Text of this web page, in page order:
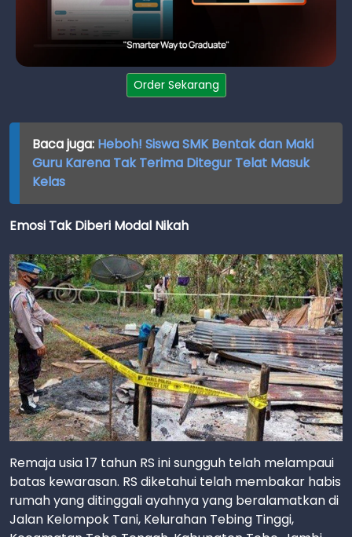
Order Sekarang
Baca juga: Heboh! Siswa SMK Bentak dan Maki
Guru Karena Tak Terima Ditegur Telat Masuk
Kelas
Emosi Tak Diberi Modal Nikah
Remaja usia 17 tahun RS ini sungguh telah melampaui
batas kewarasan. RS diketahui telah membakar habis
rumah yang ditinggali ayahnya yang beralamatkan di
Jalan Kelompok Tani, Kelurahan Tebing Tinggi,